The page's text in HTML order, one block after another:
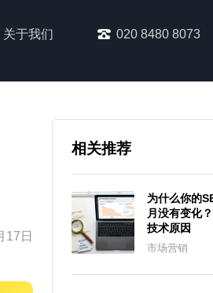
关于我们 020 8480 8073
17日
相关推荐
为什么你的
月没有变化
技术原因
市场营销